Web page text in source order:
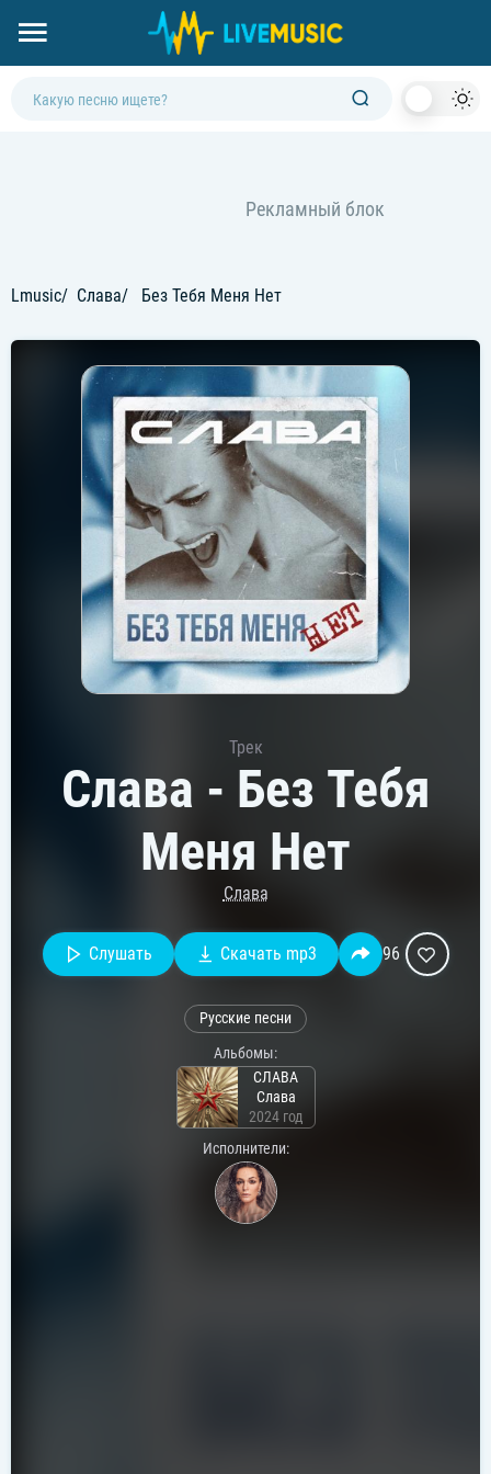
Lmusic Слава Без Тебя Меня Нет
Трек
Слава - Без Тебя
Меня Нет
Слава
Слушать Скачать mp3 96
Русские песни
Альбомы:
СЛАВА
Слава
2024 год
Исполнители: